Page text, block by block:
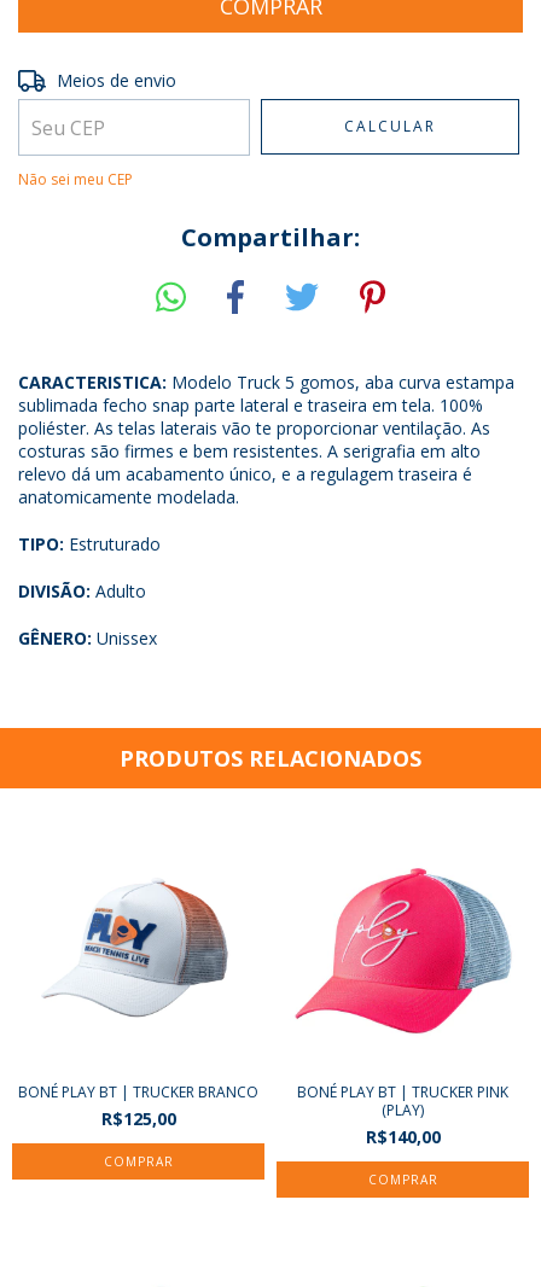
Entregas para o CEP:
Meios de envio
CALCULAR
Não sei meu CEP
Compartilhar:
CARACTERISTICA: Modelo Truck 5 gomos, aba curva estampa
sublimada fecho snap parte lateral e traseira em tela. 100%
poliéster. As telas laterais vão te proporcionar ventilação. As
costuras são firmes e bem resistentes. A serigrafia em alto
relevo dá um acabamento único, e a regulagem traseira é
anatomicamente modelada.
TIPO: Estruturado
DIVISÃO: Adulto
GÊNERO: Unissex
PRODUTOS RELACIONADOS
BONÉ PLAY BT | TRUCKER BRANCO
R$125,00
BONÉ PLAY BT | TRUCKER PINK
(PLAY)
R$140,00